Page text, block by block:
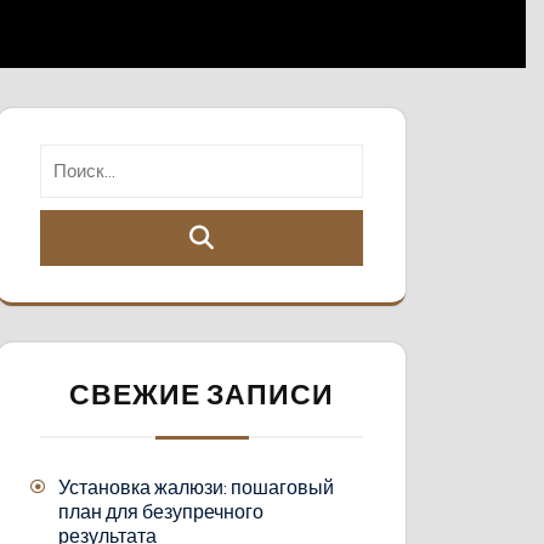
СВЕЖИЕ ЗАПИСИ
Установка жалюзи: пошаговый
план для безупречного
результата